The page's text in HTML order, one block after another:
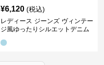
¥6,120 (税込)
レディース ジーンズ ヴィンテー
ジ風ゆったりシルエットデニム